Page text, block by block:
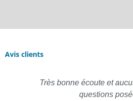
Avis clients
Très bonne écoute et
questions